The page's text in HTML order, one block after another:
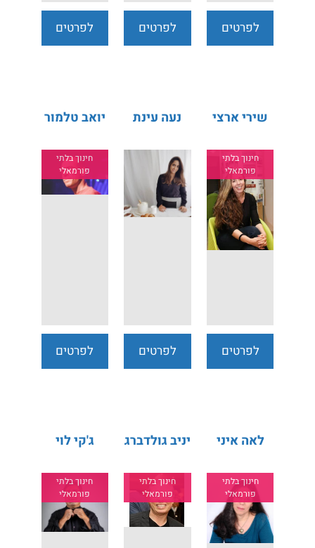
לפרטים
לפרטים
לפרטים
שירי ארצי
חינוך בלתי
פורמאלי
לפרטים
נעה עינת
לפרטים
יואב טלמור
חינוך בלתי
פורמאלי
לפרטים
לאה איני
חינוך בלתי
פורמאלי
יניב גולדברג
חינוך בלתי
פורמאלי
ג'קי לוי
חינוך בלתי
פורמאלי